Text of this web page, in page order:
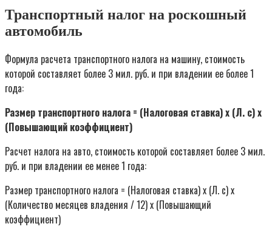
Транспортный налог на роскошный
автомобиль
Формула расчета транспортного налога на машину, стоимость
которой составляет более 3 мил. руб. и при владении ее более 1
года:
Размер транспортного налога = (Налоговая ставка) x (Л. с) x
(Повышающий коэффициент)
Расчет налога на авто, стоимость которой составляет более 3 мил.
руб. и при владении ее менее 1 года:
Размер транспортного налога = (Налоговая ставка) x (Л. с) x
(Количество месяцев владения / 12) x (Повышающий
коэффициент)